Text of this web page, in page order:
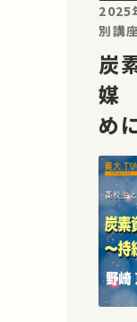
2025
別講座
炭
媒
め